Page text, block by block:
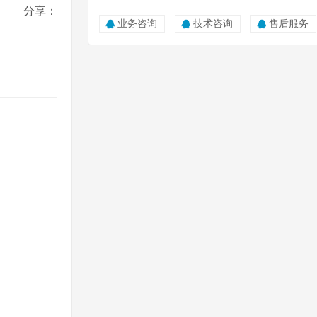
分享：
业务咨询 技术咨询 售后服务